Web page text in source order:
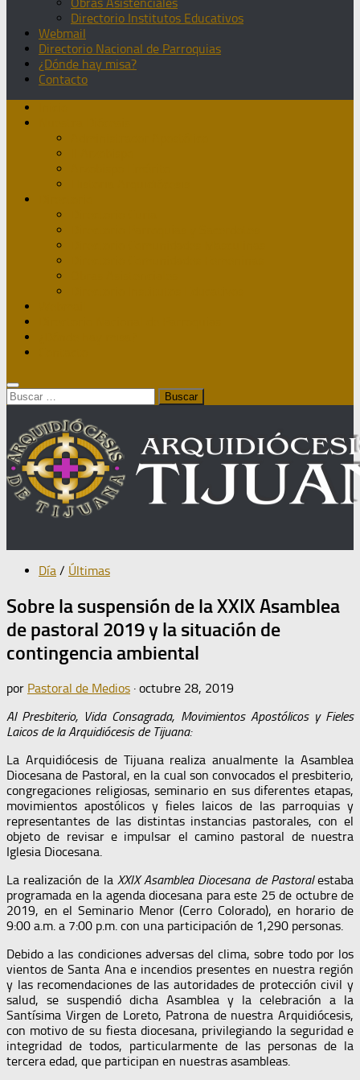
Directorio Institutos Educativos
Webmail
Directorio Nacional de Parroquias
¿Dónde hay misa?
Contacto
Buscar:
Día / Últimas
Sobre la suspensión de la XXIX Asamblea
de pastoral 2019 y la situación de
contingencia ambiental
por Pastoral de Medios · octubre 28, 2019
Al Presbiterio, Vida Consagrada, Movimientos Apostólicos y Fieles
Laicos de la Arquidiócesis de Tijuana:
La Arquidiócesis de Tijuana realiza anualmente la Asamblea
Diocesana de Pastoral, en la cual son convocados el presbiterio,
congregaciones religiosas, seminario en sus diferentes etapas,
movimientos apostólicos y fieles laicos de las parroquias y
representantes de las distintas instancias pastorales, con el
objeto de revisar e impulsar el camino pastoral de nuestra
Iglesia Diocesana.
La realización de la XXIX Asamblea Diocesana de Pastoralestaba
programada en la agenda diocesana para este 25 de octubre de
2019, en el Seminario Menor (Cerro Colorado), en horario de
9:00 a.m. a 7:00 p.m. con una participación de 1,290 personas.
Debido a las condiciones adversas del clima, sobre todo por los
vientos de Santa Ana e incendios presentes en nuestra región
y las recomendaciones de las autoridades de protección civil y
salud, se suspendió dicha Asamblea y la celebración a la
Santísima Virgen de Loreto, Patrona de nuestra Arquidiócesis,
con motivo de su fiesta diocesana, privilegiando la seguridad e
integridad de todos, particularmente de las personas de la
tercera edad, que participan en nuestras asambleas.